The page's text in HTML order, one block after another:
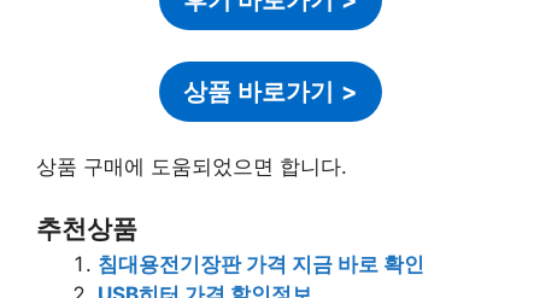
상품 바로가기 >
상품 구매에 도움되었으면 합니다.
추천상품
침대용전기장판 가격 지금 바로 확인